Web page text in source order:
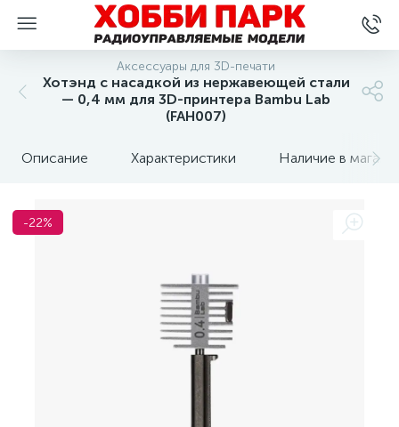
Аксессуары для 3D-печати
Хотэнд с насадкой из нержавеющей стали
— 0,4 мм для 3D-принтера Bambu Lab
(FAH007)
Описание Характеристики Наличие в
-22%